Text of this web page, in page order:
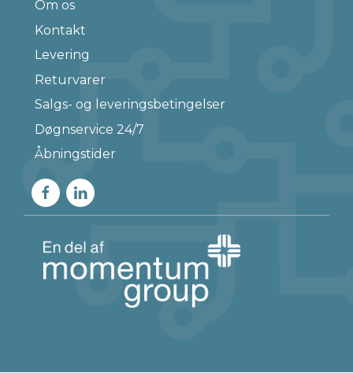
Om os
Kontakt
Levering
Returvarer
Salgs- og leveringsbetingelser
Døgnservice 24/7
Åbningstider